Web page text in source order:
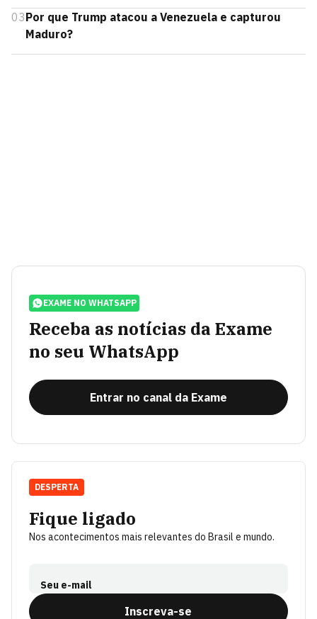
03Por que Trump atacou a Venezuela e capturou
Maduro?
EXAME NO WHATSAPP
Receba as notícias da Exame
no seu WhatsApp
Entrar no canal da Exame
Fique ligado
Nos acontecimentos mais relevantes do Brasil e mundo.
Seu e-mail
Inscreva-se
DESPERTA